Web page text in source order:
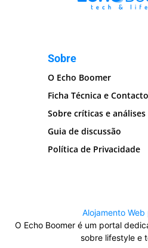
Sobre
O Echo Boomer
Ficha Técnica e
Sobre críticas e análises
Guia de discussão
Política de Privacidade
Alojamento Web
O Echo Boomer é um portal
sobre lifestyle e